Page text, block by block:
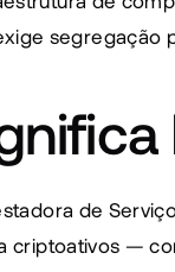
segregação
de
criptoativos —